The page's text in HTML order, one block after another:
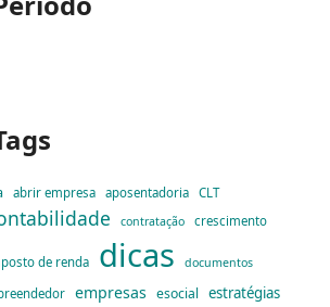
abrir empresa aposentadoria
CLT
contratação crescimento
de renda dicas documentos
empresas esocial estratégias